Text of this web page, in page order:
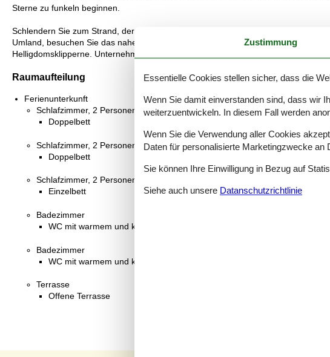
Sterne zu funkeln beginnen.
Schlendern Sie zum Strand, der nur wenige Schritte entfernt liegt, oder spazieren
Umland, besuchen Sie das nahe Svaneke mit seinen kleinen Geschäften und
Helligdomsklipperne. Unternehmen Sie Ausflüge über die Insel Bornholm und
Raumaufteilung
Ferienunterkunft
Schlafzimmer, 2 Personen
Doppelbett
Schlafzimmer, 2 Personen
Doppelbett
Schlafzimmer, 2 Personen
Einzelbett
Badezimmer
WC mit warmem und kaltem Wasser, Dusche
Badezimmer
WC mit warmem und kaltem Wasser, Dusche
Terrasse
Offene Terrasse
Zustimmung
Essentielle Cookies stellen sicher, dass die
Wenn Sie damit einverstanden sind, dass wir
weiterzuentwickeln. In diesem Fall werden
Wenn Sie die Verwendung aller Cookies
Daten für personalisierte Marketingzwecke an
Sie können Ihre Einwilligung in Bezug auf
Siehe auch unsere Datanschutzrichtlinie